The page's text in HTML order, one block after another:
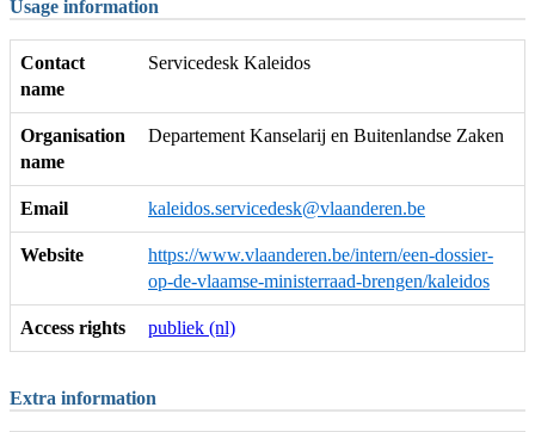
Usage information
Contact
name
Servicedesk Kaleidos
Organisation
name
Departement Kanselarij en Buitenlandse Zaken
Email kaleidos.servicedesk@vlaanderen.be
Website
https://www.vlaanderen.be/intern/een-dossier-
op-de-vlaamse-ministerraad-brengen/kaleidos
Access rights publiek (nl)
Extra information